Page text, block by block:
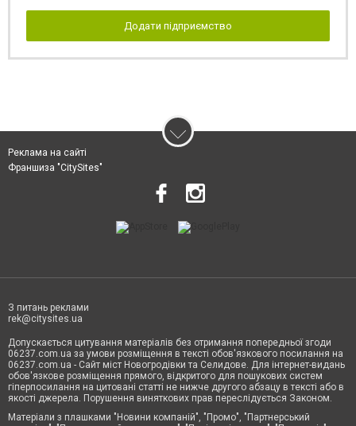
Додати підприємство
Реклама на сайті
Франшиза "CitySites"
З питань реклами
rek@citysites.ua
Допускається цитування матеріалів без отримання попередньої згоди
06237.com.ua за умови розміщення в тексті обов'язкового посилання на
06237.com.ua - Сайт міст Новогродівки та Селидове. Для інтернет-видань
обов'язкове розміщення прямого, відкритого для пошукових систем
гіперпосилання на цитовані статті не нижче другого абзацу в тексті або в
якості джерела. Порушення виняткових прав переслідується Законом.
Матеріали з плашками "Новини компаній", "Промо", "Партнерський